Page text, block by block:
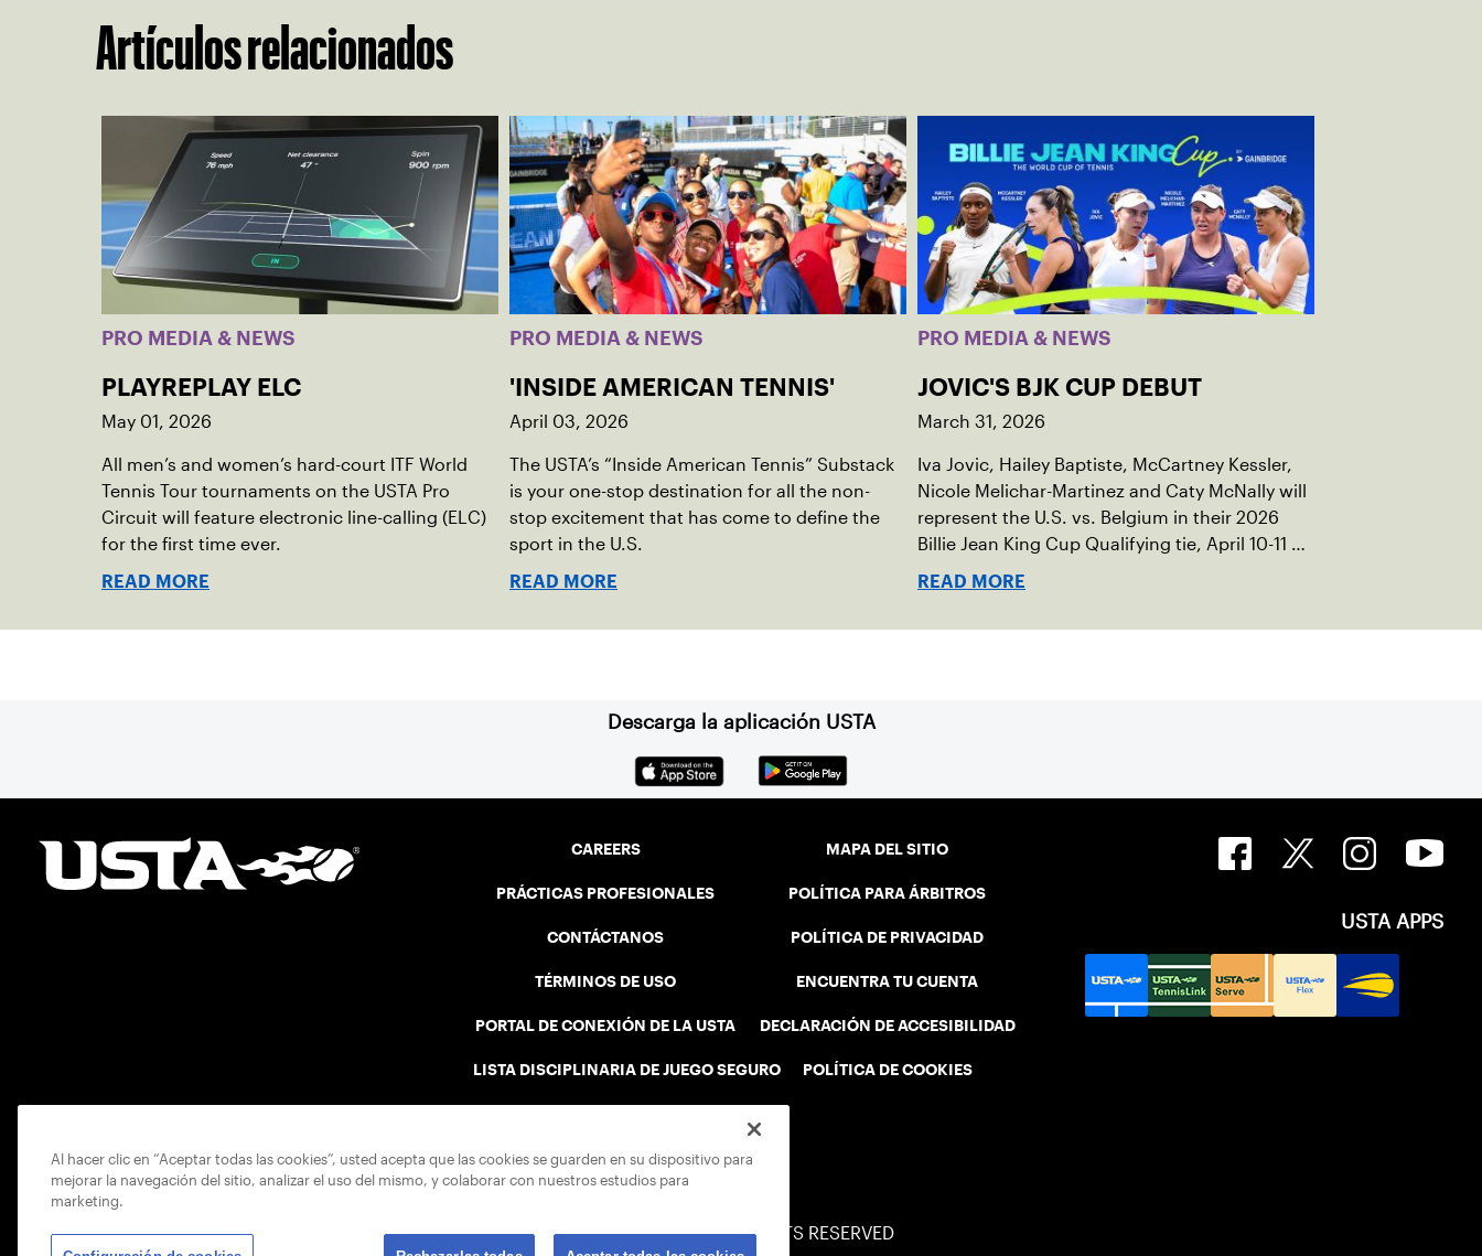
Artículos relacionados
PRO MEDIA & NEWS
PLAYREPLAY ELC
May 01, 2026
All men’s and women’s hard-court ITF World
Tennis Tour tournaments on the USTA Pro
Circuit will feature electronic line-calling (ELC)
for the first time ever.
READ MORE
PRO MEDIA & NEWS
'INSIDE AMERICAN TENNIS'
April 03, 2026
The USTA’s “Inside American Tennis” Substack
is your one-stop destination for all the non-
stop excitement that has come to define the
sport in the U.S.
READ MORE
PRO MEDIA & NEWS
JOVIC'S BJK CUP DEBUT
March 31, 2026
Iva Jovic, Hailey Baptiste, McCartney Kessler,
Nicole Melichar-Martinez and Caty McNally will
represent the U.S. vs. Belgium in their 2026
Billie Jean King Cup Qualifying tie, April 10-11 on
indoor red clay in Ostend, Belgium.
READ MORE
Descarga la aplicación USTA
CAREERS
PRÁCTICAS PROFESIONALES
CONTÁCTANOS
TÉRMINOS DE USO
PORTAL DE CONEXIÓN DE LA USTA
LISTA DISCIPLINARIA DE JUEGO SEGURO
MAPA DEL SITIO
POLÍTICA PARA ÁRBITROS
POLÍTICA DE PRIVACIDAD
ENCUENTRA TU CUENTA
DECLARACIÓN DE ACCESIBILIDAD
POLÍTICA DE COOKIES
USTA APPS
© 2026 USTA ALL RIGHTS RESERVED
Al hacer clic en “Aceptar todas las cookies”, usted acepta que las cookies se guarden en su dispositivo para
mejorar la navegación del sitio, analizar el uso del mismo, y colaborar con nuestros estudios para
marketing.